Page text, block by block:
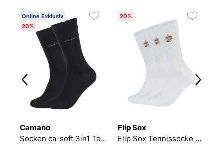
Online Exklusiv
20%
Camano
Socken ca-soft 3in1 Tencel Wolle Bambus
20%
Flip Sox
Flip Sox Tennissocke mit Motiv Flip Sox Tennissocke mit Motiv